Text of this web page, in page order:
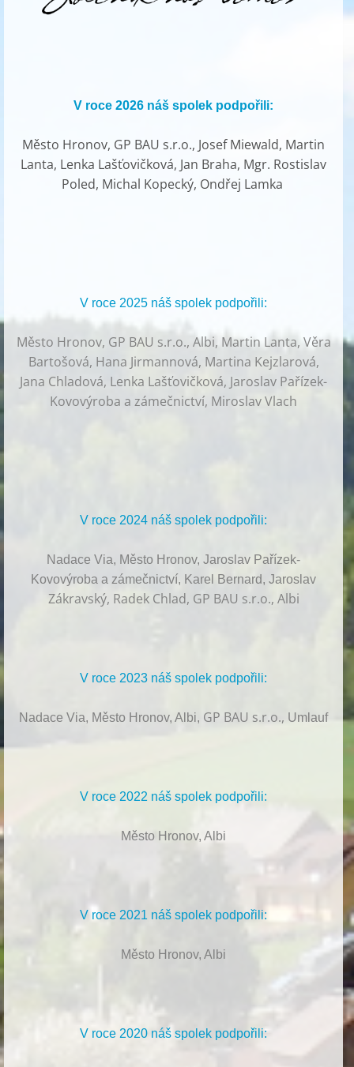
V roce 2026 náš spolek podpořili:
Město Hronov, GP BAU s.r.o., Josef Miewald, Martin
Lanta, Lenka Lašťovičková, Jan Braha, Mgr. Rostislav
Poled, Michal Kopecký, Ondřej Lamka
V roce 2025 náš spolek podpořili:
Město Hronov, GP BAU s.r.o., Albi, Martin Lanta, Věra
Bartošová, Hana Jirmannová, Martina Kejzlarová,
Jana Chladová, Lenka Lašťovičková, Jaroslav Pařízek-
Kovovýroba a zámečnictví, Miroslav Vlach
V roce 2024 náš spolek podpořili:
Nadace Via, Město Hronov, Jaroslav Pařízek-
Kovovýroba a zámečnictví, Karel Bernard, Jaroslav
Zákravský, Radek Chlad, GP BAU s.r.o., Albi
V roce 2023 náš spolek podpořili:
Nadace Via, Město Hronov, Albi, GP BAU s.r.o., Umlauf
V roce 2022 náš spolek podpořili:
Město Hronov, Albi
V roce 2021 náš spolek podpořili:
Město Hronov, Albi
V roce 2020 náš spolek podpořili: